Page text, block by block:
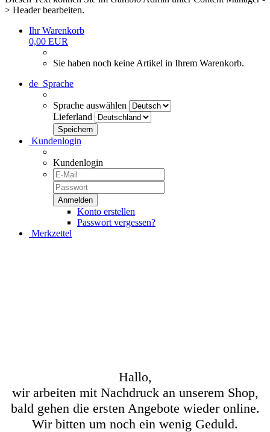
> Header bearbeiten.
Ihr Warenkorb
0,00 EUR
Sie haben noch keine Artikel in Ihrem Warenkorb.
de Sprache
Sprache auswählen
Lieferland
Kundenlogin
Kundenlogin
Konto erstellen
Passwort vergessen?
Merkzettel
Hallo,
wir arbeiten mit Nachdruck an unserem Shop,
bald gehen die ersten Angebote wieder online.
Wir bitten um noch ein wenig Geduld.